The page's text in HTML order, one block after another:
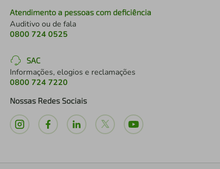
Atendimento a pessoas com deficiência
Auditivo ou de fala
0800 724 0525
SAC
Informações, elogios e reclamações
0800 724 7220
Nossas Redes Sociais